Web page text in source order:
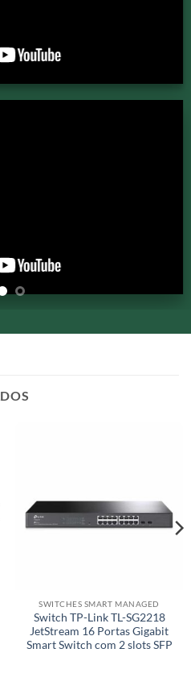
SWITCHES SMART MANAGED
Switch TP-Link TL-SG2218
JetStream 16 Portas Gigabit